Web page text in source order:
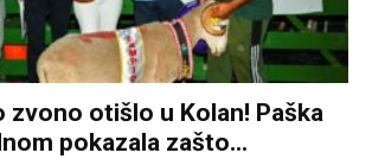
zvono otišlo u Kolan! Paška
pokazala zašto...